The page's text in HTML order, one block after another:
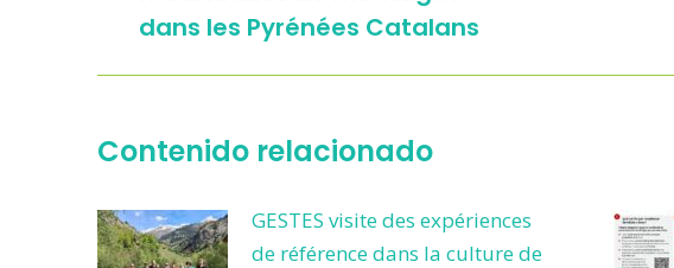
:dans les Pyrénées Catalans
Contenido relacionado
GESTES visite des expériences
de référence dans la culture de